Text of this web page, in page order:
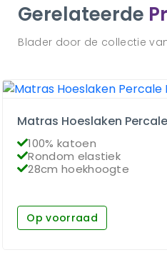
Gerelateerde
Blader door de collectie
Matras Hoeslaken
100% katoen
Rondom elastiek
28cm hoekhoogte
Op voorraad